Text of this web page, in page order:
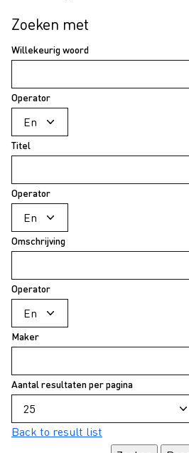
Zoeken met
Willekeurig woord
Operator
Titel
Operator
Omschrijving
Operator
Maker
Aantal resultaten per pagina
Back to result list